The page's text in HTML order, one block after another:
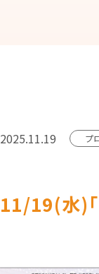
2025.11.19 プ
11/19(水)｢